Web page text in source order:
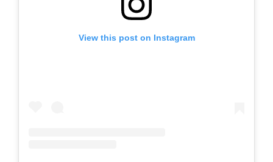
View this post on Instagram